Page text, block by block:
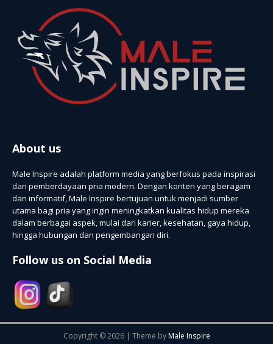
About us
Male Inspire adalah platform media yang berfokus pada inspirasi
dan pemberdayaan pria modern. Dengan konten yang beragam
dan informatif, Male Inspire bertujuan untuk menjadi sumber
utama bagi pria yang ingin meningkatkan kualitas hidup mereka
dalam berbagai aspek, mulai dari karier, kesehatan, gaya hidup,
hingga hubungan dan pengembangan diri.
Follow us on Social Media
Copyright © 2026 | Theme by Male Inspire